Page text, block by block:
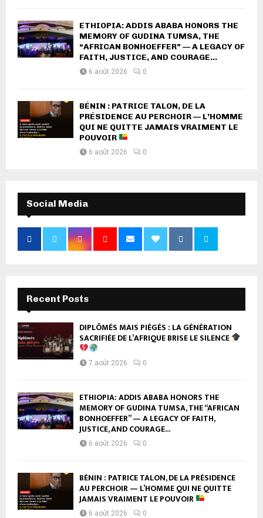
ETHIOPIA: ADDIS ABABA HONORS THE
MEMORY OF GUDINA TUMSA, THE
“AFRICAN BONHOEFFER” — A LEGACY OF
FAITH, JUSTICE, AND COURAGE...
6 août 2026 0
BÉNIN : PATRICE TALON, DE LA
PRÉSIDENCE AU PERCHOIR — L’HOMME
QUI NE QUITTE JAMAIS VRAIMENT LE
POUVOIR
6 août 2026 0
Social Media
Recent Posts
DIPLÔMÉS MAIS PIÉGÉS : LA GÉNÉRATION
SACRIFIÉE DE L’AFRIQUE BRISE LE SILENCE
7 août 2026 0
ETHIOPIA: ADDIS ABABA HONORS THE
MEMORY OF GUDINA TUMSA, THE “AFRICAN
BONHOEFFER” — A LEGACY OF FAITH,
JUSTICE, AND COURAGE...
6 août 2026 0
BÉNIN : PATRICE TALON, DE LA PRÉSIDENCE
AU PERCHOIR — L’HOMME QUI NE QUITTE
JAMAIS VRAIMENT LE POUVOIR
6 août 2026 0